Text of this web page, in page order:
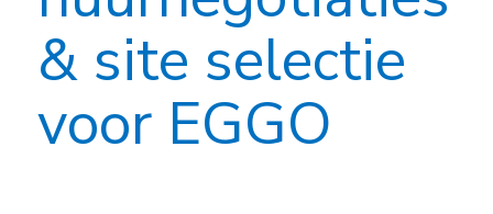
& site selectie
voor EGGO